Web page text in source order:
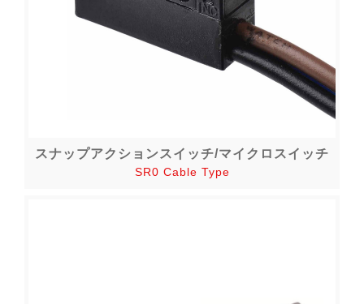
スナップアクションスイッチ/マイクロスイッチ
SR0 Cable Type